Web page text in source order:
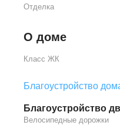
Отделка
О доме
Класс ЖК
Благоустройство
Благоустройство
Велосипедные дорожки